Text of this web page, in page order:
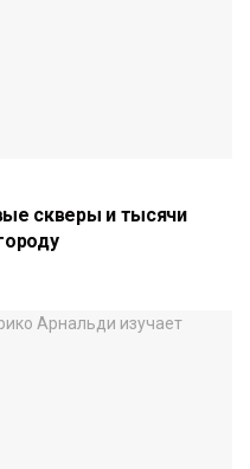
скверы и тысячи